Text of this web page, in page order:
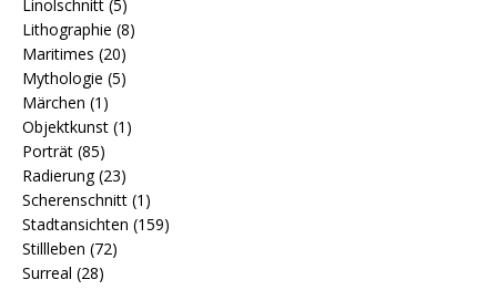
Linolschnitt (5)
Lithographie (8)
Maritimes (20)
Mythologie (5)
Märchen (1)
Objektkunst (1)
Porträt (85)
Radierung(23)
Scherenschnitt (1)
Stadtansichten (159)
Stillleben (72)
Surreal (28)